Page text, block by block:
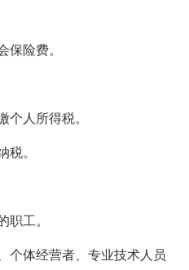
险费。
人所得税。
。
工。
个体经营者、专业技术人员